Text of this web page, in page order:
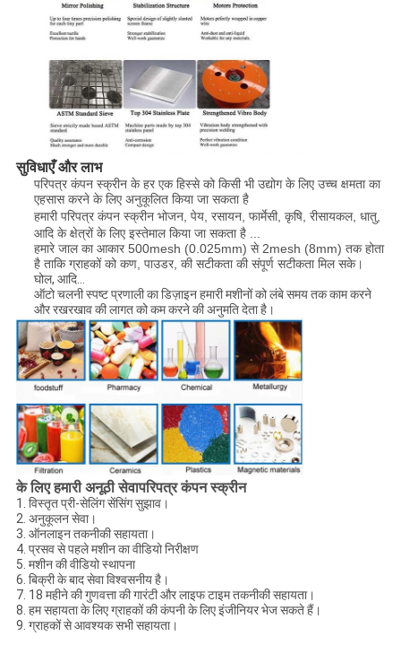
सुविधाएँ और लाभ
परिपत्र कंपन स्क्रीन के हर एक हिस्से को किसी भी उद्योग के लिए उच्च क्षमता का
एहसास करने के लिए अनुकूलित किया जा सकता है
हमारी परिपत्र कंपन स्क्रीन भोजन, पेय, रसायन, फार्मेसी, कृषि, रीसायकल, धातु,
आदि के क्षेत्रों के लिए इस्तेमाल किया जा सकता है ...
हमारे जाल का आकार 500mesh (0.025mm) से 2mesh (8mm) तक होता
है ताकि ग्राहकों को कण, पाउडर, की सटीकता की संपूर्ण सटीकता मिल सके।
घोल, आदि…
ऑटो चलनी स्पष्ट प्रणाली का डिज़ाइन हमारी मशीनों को लंबे समय तक काम करने
और रखरखाव की लागत को कम करने की अनुमति देता है।
के लिए हमारी अनूठी सेवापरिपत्र कंपन स्क्रीन
1. विस्तृत प्री-सेलिंग सेंसिंग सुझाव।
2. अनुकूलन सेवा।
3. ऑनलाइन तकनीकी सहायता।
4. प्रसव से पहले मशीन का वीडियो निरीक्षण
5. मशीन की वीडियो स्थापना
6. बिक्री के बाद सेवा विश्वसनीय है।
7. 18 महीने की गुणवत्ता की गारंटी और लाइफ टाइम तकनीकी सहायता।
8. हम सहायता के लिए ग्राहकों की कंपनी के लिए इंजीनियर भेज सकते हैं।
9. ग्राहकों से आवश्यक सभी सहायता।